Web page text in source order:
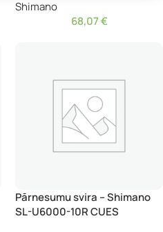
Shimano
68,07€
Pārnesumu svira – Shimano
SL-U6000-10R CUES